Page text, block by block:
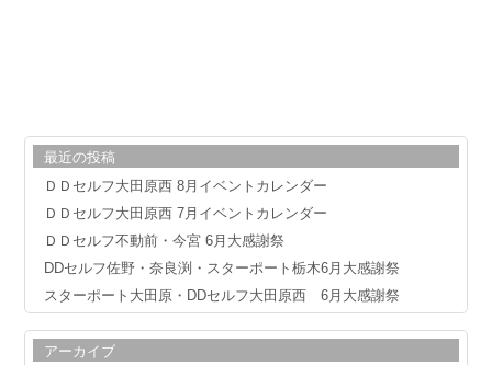
最近の投稿
ＤＤセルフ大田原西 8月イベントカレンダー
ＤＤセルフ大田原西 7月イベントカレンダー
ＤＤセルフ不動前・今宮 6月大感謝祭
DDセルフ佐野・奈良渕・スターポート栃木6月大感謝祭
スターポート大田原・DDセルフ大田原西 6月大感謝祭
アーカイブ